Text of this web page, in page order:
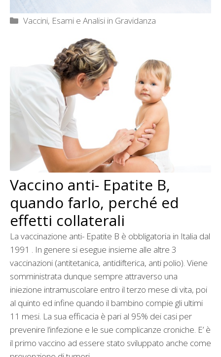
Categorie
Vaccini, Esami e Analisi in Gravidanza
Vaccino anti- Epatite B,
quando farlo, perché ed
effetti collaterali
La vaccinazione anti- Epatite B è obbligatoria in Italia dal
1991 . In genere si esegue insieme alle altre 3
vaccinazioni (antitetanica, antidifterica, anti polio). Viene
somministrata dunque sempre attraverso una
iniezione intramuscolare entro il terzo mese di vita, poi
al quinto ed infine quando il bambino compie gli ultimi
11 mesi. La sua efficacia è pari al 95% dei casi per
prevenire l’infezione e le sue complicanze croniche. E’ è
il primo vaccino ad essere stato sviluppato anche come